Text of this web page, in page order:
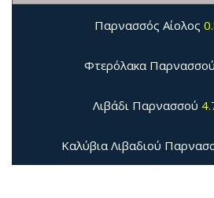
Παρνασσός Αίολος
Φτερόλακα Παρνασσού
Λιβάδι Παρνασσού
Καλύβια Λιβαδιού